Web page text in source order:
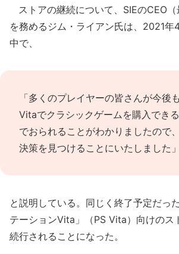
ストアの継続について、SIEのCEO（
を務めるジム・ライアン氏は、2021
中で、
「多くのプレイヤーの皆さんが今後
Vitaでクラシックゲームを購入でき
でおられることがわかりましたので
決策を見つけることにいたしました」
と説明している。同じく終了予定だっ
テーションVita」（PS Vita）向けのス
続行されることになった。